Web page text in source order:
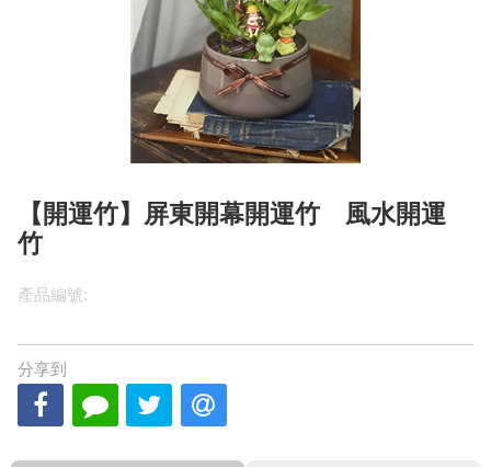
【開運竹】屏東開幕開運竹 風水開運
竹
產品編號:
分享到